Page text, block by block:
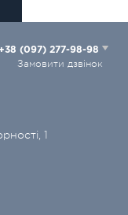
(097) 277-98-98
Замовити дзвінок
1